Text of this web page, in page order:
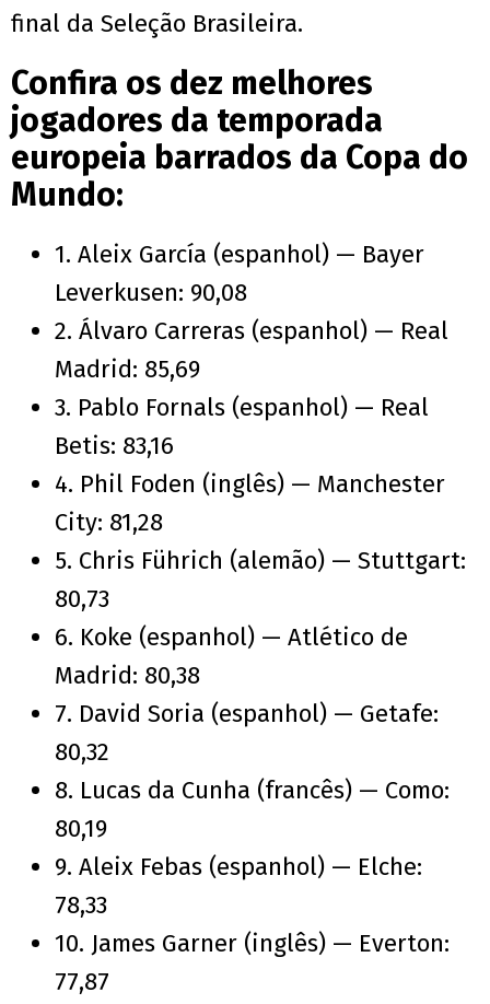
final da Seleção Brasileira.
Confira os dez melhores
jogadores da temporada
europeia barrados da Copa do
Mundo:
1. Aleix García (espanhol) — Bayer
Leverkusen: 90,08
2. Álvaro Carreras (espanhol) — Real
Madrid: 85,69
3. Pablo Fornals (espanhol) — Real
Betis: 83,16
4. Phil Foden (inglês) — Manchester
City: 81,28
5. Chris Führich (alemão) — Stuttgart:
80,73
6. Koke (espanhol) — Atlético de
Madrid: 80,38
7. David Soria (espanhol) — Getafe:
80,32
8. Lucas da Cunha (francês) — Como:
80,19
9. Aleix Febas (espanhol) — Elche:
78,33
10. James Garner (inglês) — Everton:
77,87